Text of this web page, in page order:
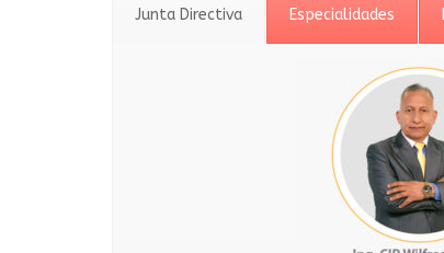
Junta Directiva Especialidades